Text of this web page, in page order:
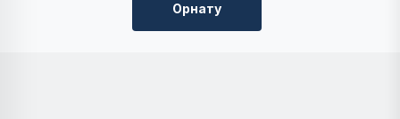
Орнату